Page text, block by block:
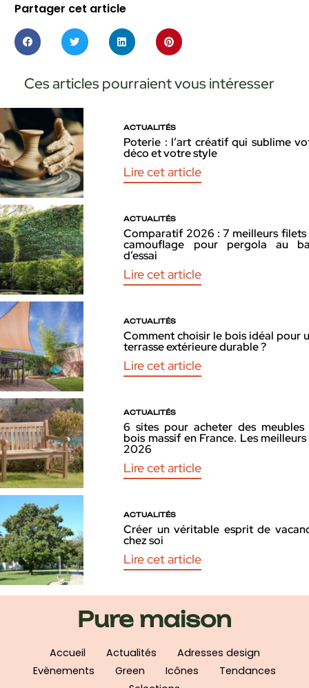
Partager cet article
Ces articles pourraient vous intéresser
ACTUALITÉS
Poterie : l’art créatif qui sublime
déco et votre style
Lire cet article
ACTUALITÉS
Comparatif 2026 : 7 meilleurs filets
camouflage pour pergola au
d’essai
Lire cet article
ACTUALITÉS
Comment choisir le bois idéal pour
terrasse extérieure durable ?
Lire cet article
ACTUALITÉS
6 sites pour acheter des meubles
bois massif en France. Les
2026
Lire cet article
ACTUALITÉS
Créer un véritable esprit de
chez soi
Lire cet article
Pure maison
Accueil Actualités
Adresses design
Evènements
Green Icônes
Tendances